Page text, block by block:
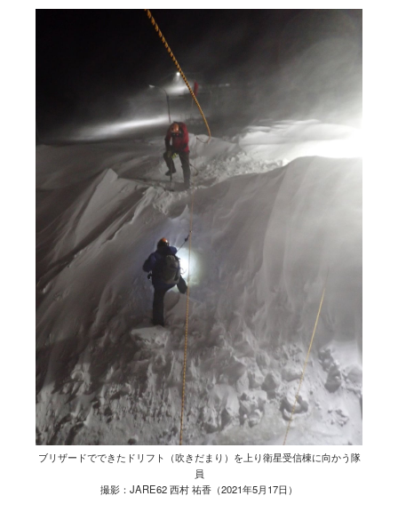
ブリザードでできたドリフト（吹きだまり）を上り衛星受信棟に向かう隊
員
撮影：JARE62 西村 祐香（2021年5月17日）